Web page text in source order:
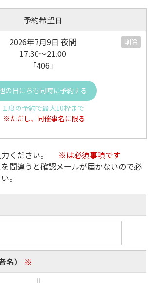
予約希望日
2026年7月9日 夜間
17:30～21:00
「406」
削除
の日にちも同時に予約する
１度の予約で最大10枠まで
※ただし、同催事名に限る
力ください。
※は必須事項です
を間違うと確認メールが届かないので必
。
） ※